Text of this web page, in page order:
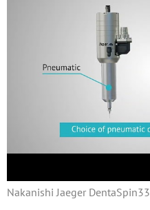
Nakanishi Jaeger DentaSpin33